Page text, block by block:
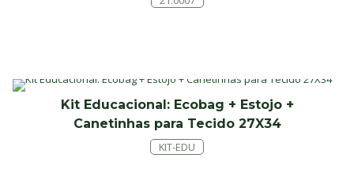
Kit Educacional: Ecobag + Estojo +
Canetinhas para Tecido 27X34
KIT-EDU